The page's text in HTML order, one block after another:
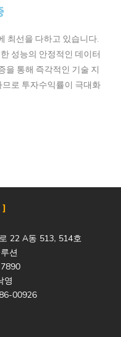
최선을 다하고 있습니다.
성능의 안정적인 데이터
을 통해 즉각적인 기술 지
로 투자수익률이 극대화
22 A동 513, 514호
션
영
00926